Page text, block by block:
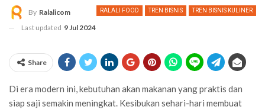
RALALI FOOD TREN BISNIS TREN BISNIS KULINER
By Ralalicom
Last updated 9 Jul 2024
Share
Di era modern ini, kebutuhan akan makanan yang praktis dan
siap saji semakin meningkat. Kesibukan sehari-hari membuat